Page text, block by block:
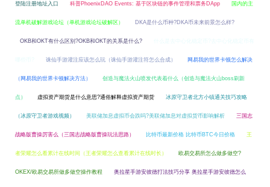
登陆注册地址入口 科普PhoenixDAO Events: 基于区块链的事件管理和票务DApp 国内的主
流单机破解游戏论坛（单机游戏论坛破解区） DKA是什么币种?DKA币未来前景怎么样?
OKB和OKT有什么区别?OKB和OKT的关系是什么?
诛仙手游灌注应该怎么玩（诛仙手游灌注符怎么合成） 网易我的世界卡顿怎么解决
（网易我的世界卡顿解决方法） 创造与魔法火山喷发代表着什么（创造与魔法火山boss刷新
点） 虚拟资产期货是什么意思?通俗解释虚拟资产期货 冰原守卫者北方小镇通关技巧攻略
（冰原守卫者游戏视频） 美联储加息虚拟币会跌吗?美联储加息对虚拟货币影响解析 三国志
战略版曹操厉害么（三国志战略版曹操玩法思路） 比特币最新价格 比特币BTC今日价格 王
者荣耀怎么看累计在线时间（王者荣耀怎么查看累计在线时长） 欧易交易所怎么做多做空?
OKEX/欧易交易所做多做空操作教程 奥拉星手游安彼德打法技巧分享 奥拉星手游安彼德怎么